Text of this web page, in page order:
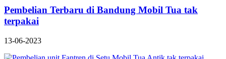
Pembelian Terbaru di Bandung Mobil Tua tak
terpakai
13-06-2023